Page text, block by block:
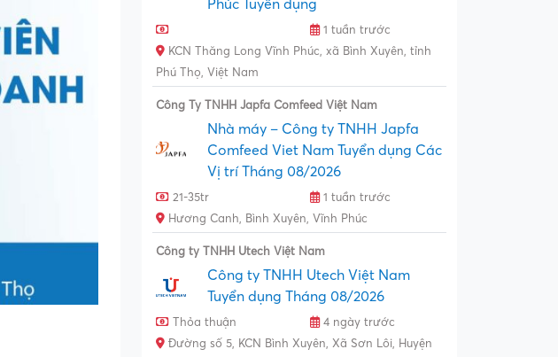
Phúc Tuyển dụng
1 tuần trước
KCN Thăng Long Vĩnh Phúc, xã Bình Xuyên, tỉnh
Phú Thọ, Việt Nam
Công Ty TNHH Japfa Comfeed Việt Nam
Nhà máy – Công ty TNHH Japfa
Comfeed Viet Nam Tuyển dụng Các
Vị trí Tháng 08/2026
21-35tr
1 tuần trước
Hương Canh, Bình Xuyên, Vĩnh Phúc
Công ty TNHH Utech Việt Nam
Công ty TNHH Utech Việt Nam
Tuyển dụng Tháng 08/2026
Thỏa thuận
4 ngày trước
Đường số 5, KCN Bình Xuyên, Xã Sơn Lôi, Huyện